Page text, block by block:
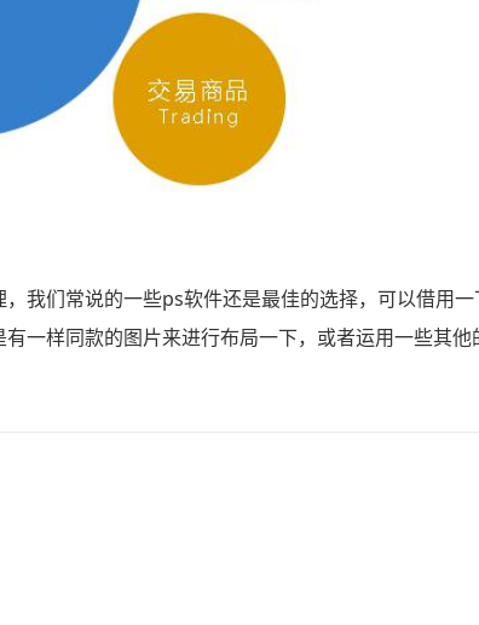
我们常说的一些ps软件还是最佳的选择，可以借用
一样同款的图片来进行布局一下，或者运用一些其